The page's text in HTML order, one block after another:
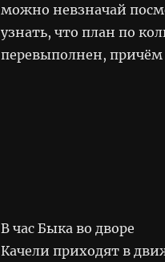
можно невзначай
узнать, что план по
перевыполнен,
В час Быка во дворе
Качели приходят в